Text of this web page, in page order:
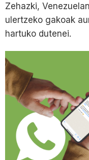
Zehazki,
ulertzeko gakoak
hartuko dutenei.